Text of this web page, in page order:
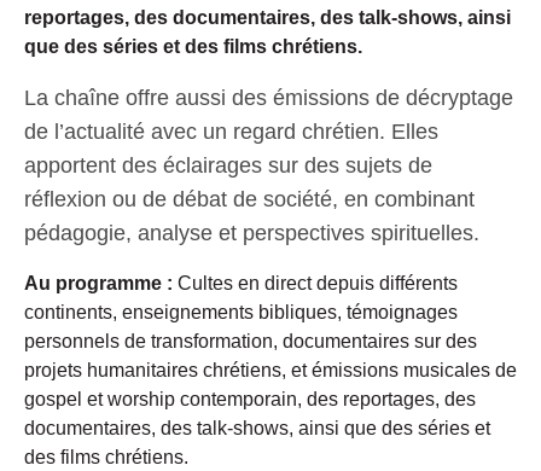
reportages, des documentaires, des talk-shows, ainsi
que des séries et des films chrétiens.
La chaîne offre aussi des émissions de décryptage
de l’actualité avec un regard chrétien. Elles
apportent des éclairages sur des sujets de
réflexion ou de débat de société, en combinant
pédagogie, analyse et perspectives spirituelles.
Au programme : Cultes en direct depuis différents
continents, enseignements bibliques, témoignages
personnels de transformation, documentaires sur des
projets humanitaires chrétiens, et émissions musicales de
gospel et worship contemporain, des reportages, des
documentaires, des talk-shows, ainsi que des séries et
des films chrétiens.